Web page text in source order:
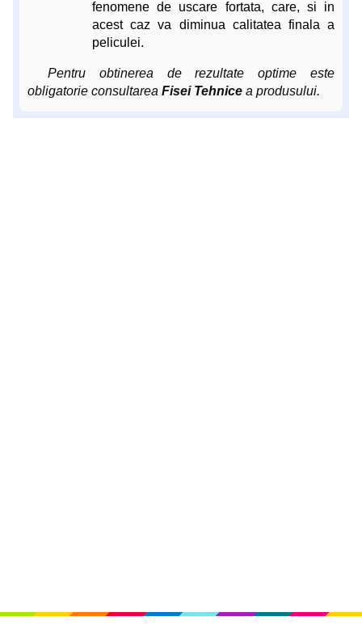
fenomene de uscare fortata, care, si in
acest caz va diminua calitatea finala a
peliculei.
Pentru obtinerea de rezultate optime este
obligatorie consultarea Fisei Tehnice a produsului.